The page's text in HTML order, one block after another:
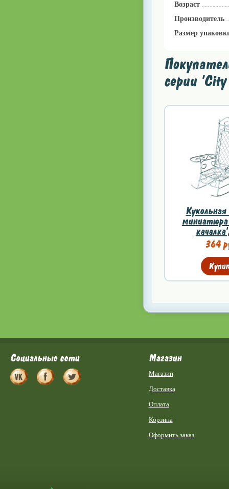
Возраст
Производитель
Размер
серии
Кукольная
364
Социальные сети Магазин
Магазин
Доставка
Оплата
Корзина
Оформить заказ